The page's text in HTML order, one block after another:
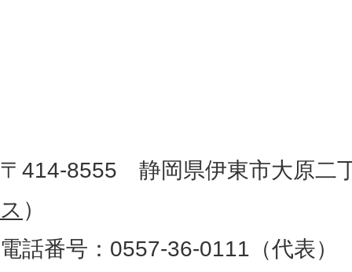
地
図
。
静
所
〒414-8555 静岡県伊東市大原二
ス ）
電話番号：0557-36-0111（代表）